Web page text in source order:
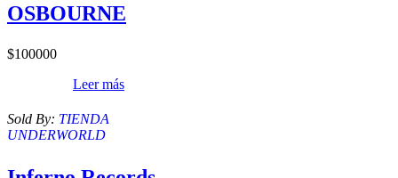
OSBOURNE
$100000
Leer más
Sold By: TIENDA
UNDERWORLD